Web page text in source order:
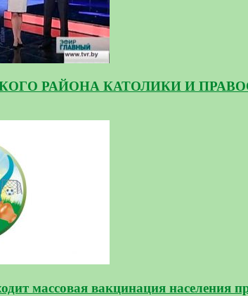
РАЙОНА КАТОЛИКИ И
массовая вакцинация населения